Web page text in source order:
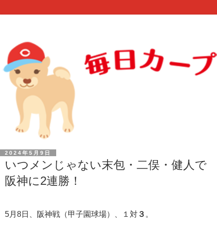
2024年5月9日
いつメンじゃない末包・二俣・健人で
阪神に2連勝！
5月8日、阪神戦（甲子園球場）、１対 ３ 。